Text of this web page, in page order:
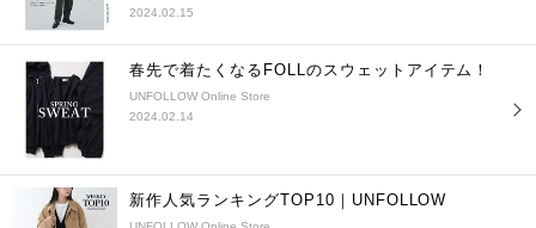
2024.02.15
春先で着たくなるFOLLのスウェットアイテム！
UNFOLLOW Online Store
2024.02.14
新作人気ランキングTOP10｜UNFOLLOW